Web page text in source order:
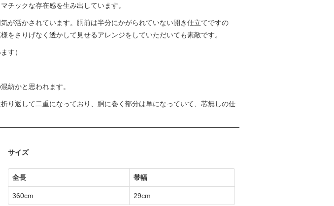
チックな存在感を生み出しています。
が活かされています。胴前は半分にかがられていない開き仕立てですの
さりげなく透かして見せるアレンジをしていただいても素敵です。
す）
紡かと思われます。
り返して二重になっており、胴に巻く部分は単になっていて、芯無しの仕
サイズ
全長 帯幅
360cm 29cm